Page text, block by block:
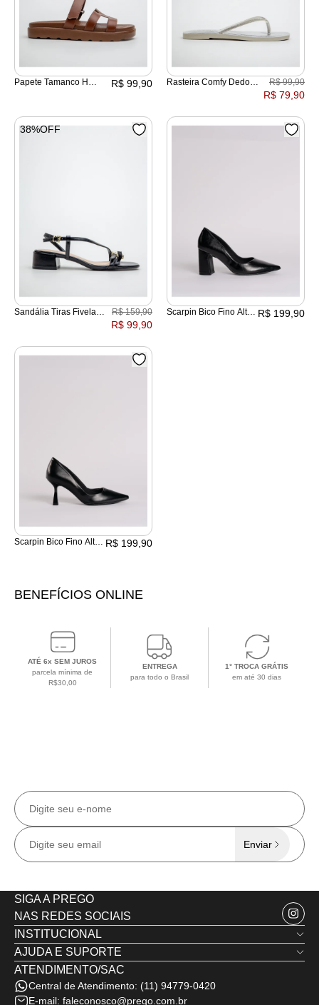
Papete Tamanco H
R$ 99,90
Rasteira Comfy Dedo
R$ 99,90
R$ 79,90
Sandália Tiras Fivela
R$ 159,90
R$ 99,90
38%OFF
Scarpin Bico Fino Alto
R$ 199,90
Scarpin Bico Fino Alto
R$ 199,90
BENEFÍCIOS ONLINE
ATÉ 6x SEM JUROS
parcela mínima de
R$30,00
ENTREGA
para todo o Brasil
1° TROCA GRÁTIS
em até 30 dias
Enviar
SIGA A PREGO
NAS REDES SOCIAIS
INSTITUCIONAL
Quem Somos
Nossas Lojas
Minha Conta
AJUDA E SUPORTE
Trocas e Devoluções
Política de Privacidade
ATENDIMENTO/SAC
Central de Atendimento: (11) 94779-0420
E-mail: faleconosco@prego.com.br